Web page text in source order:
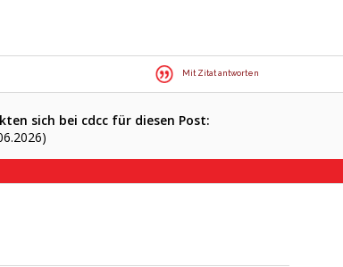
Mit Zitat antworten
sich bei cdcc für diesen Post: